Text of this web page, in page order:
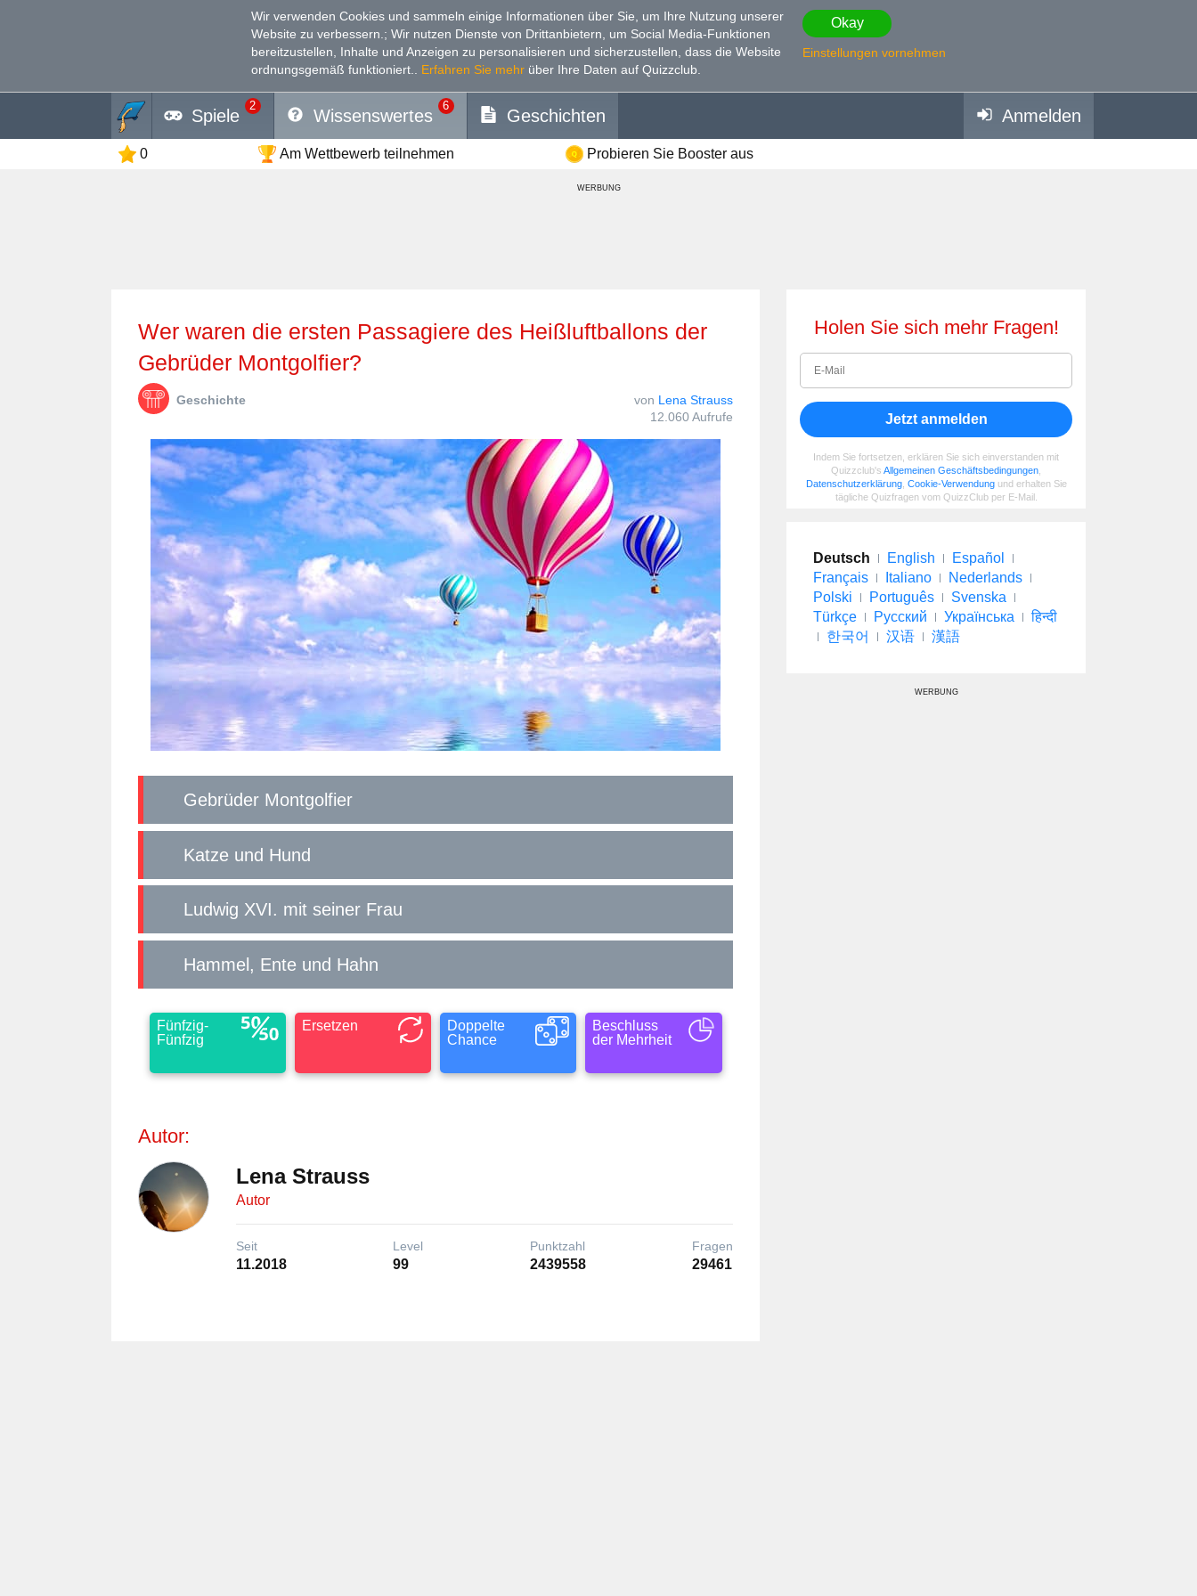
Wir verwenden Cookies und sammeln einige Informationen über Sie, um Ihre Nutzung unserer
Website zu verbessern. ; Wir nutzen Dienste von Drittanbietern, um Social Media-Funktionen
bereitzustellen, Inhalte und Anzeigen zu personalisieren und sicherzustellen, dass die Website
ordnungsgemäß funktioniert.
Erfahren Sie mehr über Ihre Daten auf Quizzclub.
Okay
Einstellungen vornehmen
Spiele
2
Wissenswertes
6
Geschichten Anmelden
0 Am Wettbewerb teilnehmen Probieren Sie Booster aus
WERBUNG
Wer waren die ersten Passagiere des Heißluftballons der
Gebrüder Montgolfier?
Geschichte von Lena Strauss
12.060 Aufrufe
Gebrüder Montgolfier
Katze und Hund
Ludwig XVI. mit seiner Frau
Hammel, Ente und Hahn
Fünfzig-
Fünfzig
Ersetzen
Doppelte
Chance
Beschluss
der Mehrheit
Autor:
Lena Strauss
Autor
Seit
11.2018
Level
99
Punktzahl
2439558
Fragen
29461
Holen Sie sich mehr Fragen!
Jetzt anmelden
Indem Sie fortsetzen, erklären Sie sich einverstanden mit
Quizzclub's Allgemeinen Geschäftsbedingungen
Datenschutzerklärung, Cookie-Verwendungund erhalten Sie
tägliche Quizfragen vom QuizzClub per E-Mail.
Deutsch English
Español
Français
Italiano
Nederlands
Polski
Português
Svenska
Türkçe
Русский Українська
हिन्दी
한국어
汉语 漢語
WERBUNG